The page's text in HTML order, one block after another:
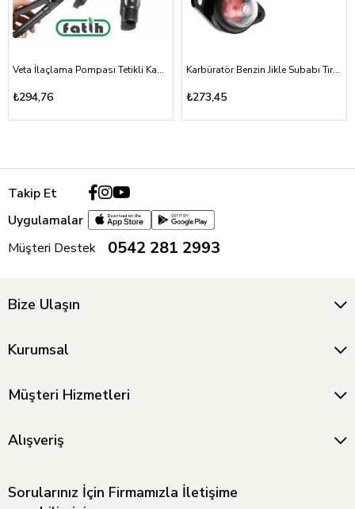
Veta İlaçlama Pompası Tetikli Kabze Akülü, Mekanik 16A, 16T
₺294,76
Karbüratör Benzin Jikle Subabı Tırpan ve Testere Vidalı Tip
₺273,45
Takip Et
Uygulamalar
Müşteri Destek
0542 281 2993
Bize Ulaşın
Kurumsal
Müşteri Hizmetleri
Alışveriş
Sorularınız İçin Firmamızla İletişime